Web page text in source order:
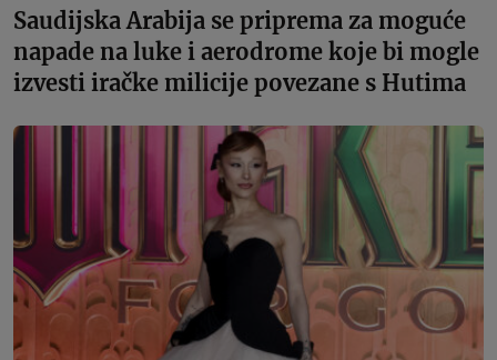
Saudijska Arabija se priprema za moguće
napade na luke i aerodrome koje bi mogle
izvesti iračke milicije povezane s Hutima